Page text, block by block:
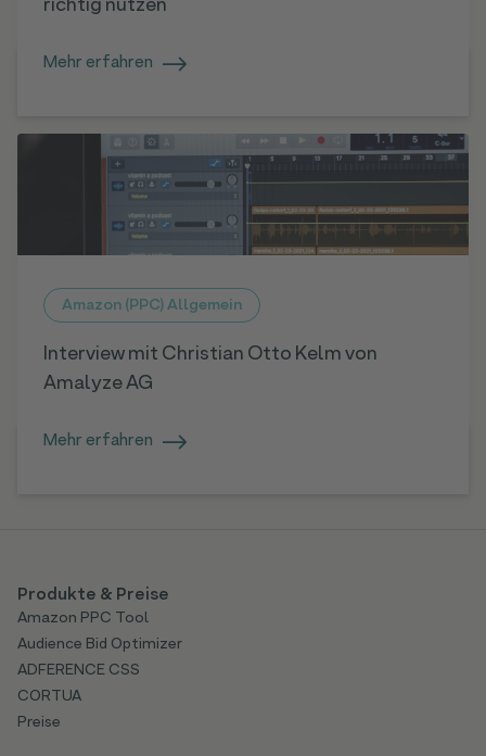
richtig nutzen
Mehr erfahren
Amazon (PPC) Allgemein
Interview mit Christian Otto Kelm von
Amalyze AG
Mehr erfahren
Produkte & Preise
Amazon PPC Tool
Audience Bid Optimizer
ADFERENCE CSS
CORTUA
Preise